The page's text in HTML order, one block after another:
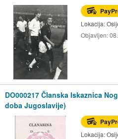
Lokacija:
Objavljen:
DO000217 Članska Iskaznica
doba Jugoslavije)
Lokacija: